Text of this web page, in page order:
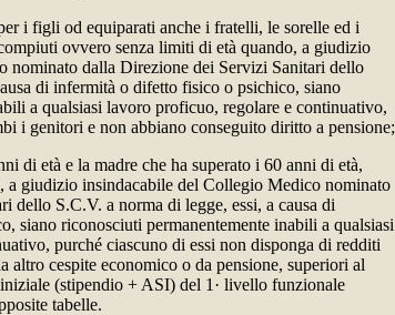
i figli od equiparati anche i fratelli, le sorelle ed i
ovvero senza limiti di età quando, a giudizio
nominato dalla Direzione dei Servizi Sanitari dello
di infermità o difetto fisico o psichico, siano
a qualsiasi lavoro proficuo, regolare e continuativo,
i genitori e non abbiano conseguito diritto a pensione;
di età e la madre che ha superato i 60 anni di età,
a giudizio insindacabile del Collegio Medico nominato
dello S.C.V. a norma di legge, essi, a causa di
siano riconosciuti permanentemente inabili a qualsiasi
purché ciascuno di essi non disponga di redditi
altro cespite economico o da pensione, superiori al
(stipendio + ASI) del 1· livello funzionale
tabelle.